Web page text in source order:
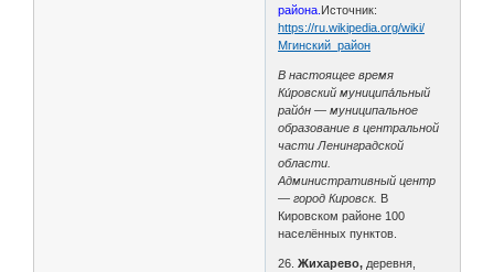
района. Источник:
https://ru.wikipedia.org/wiki/
Мгинский_район
В настоящее время
Ки́ровский муниципа́льный
райо́н — муниципальное
образование в центральной
части Ленинградской
области.
Административный центр
— город Кировск. В
Кировском районе 100
населённых пунктов.
26. Жихарево, деревня,